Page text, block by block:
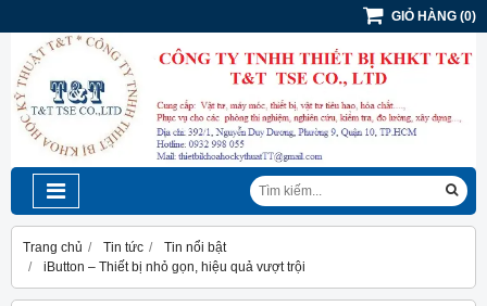
GIỎ HÀNG (0)
Trang chủ Tin tức
Tin nổi bật
iButton – Thiết bị nhỏ gọn, hiệu quả vượt trội